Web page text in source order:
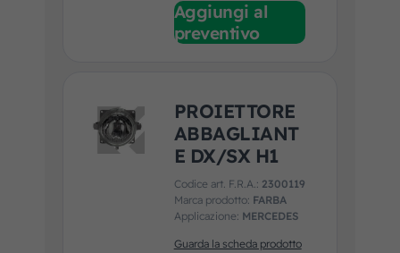
Aggiungi al
preventivo
PROIETTORE
ABBAGLIANT
E DX/SX H1
Codice art. F.R.A.: 2300119
Marca prodotto: FARBA
Applicazione: MERCEDES
Guarda la scheda prodotto